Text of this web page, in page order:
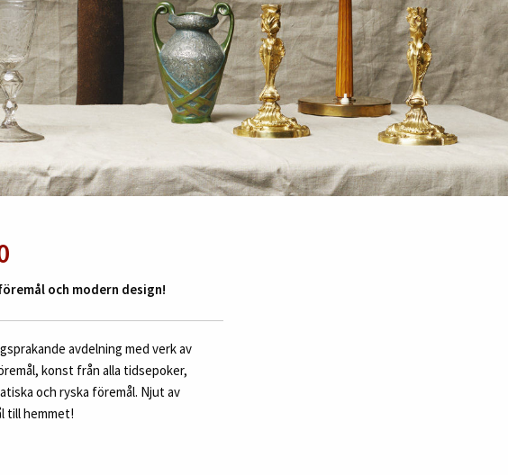
och modern design!
avdelning med verk av
konst från alla tidsepoker,
och ryska föremål. Njut av
till hemmet!